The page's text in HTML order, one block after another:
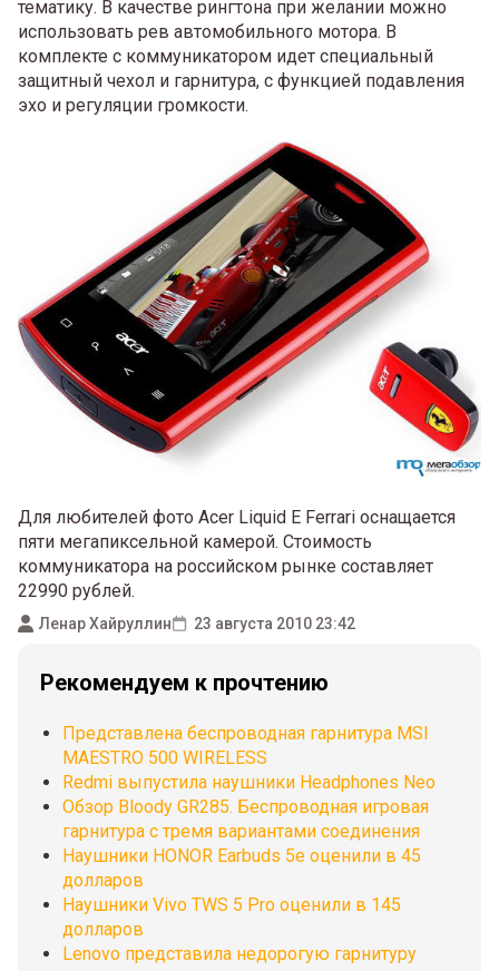
тематику. В качестве рингтона при желании можно
использовать рев автомобильного мотора. В
комплекте с коммуникатором идет специальный
защитный чехол и гарнитура, с функцией подавления
эхо и регуляции громкости.
Для любителей фото Acer Liquid E Ferrari оснащается
пяти мегапиксельной камерой. Стоимость
коммуникатора на российском рынке составляет
22990 рублей.
Ленар Хайруллин 23 августа 2010 23:42
Рекомендуем к прочтению
Представлена беспроводная гарнитура MSI
MAESTRO 500 WIRELESS
Redmi выпустила наушники Headphones Neo
Обзор Bloody GR285. Беспроводная игровая
гарнитура с тремя вариантами соединения
Наушники HONOR Earbuds 5e оценили в 45
долларов
Наушники Vivo TWS 5 Pro оценили в 145
долларов
Lenovo представила недорогую гарнитуру